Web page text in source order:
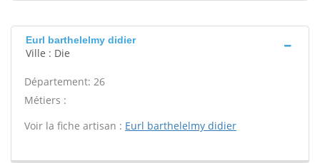
Eurl barthelelmy didier
Ville : Die
Département: 26
Métiers :
Voir la fiche artisan : Eurl barthelelmy didier